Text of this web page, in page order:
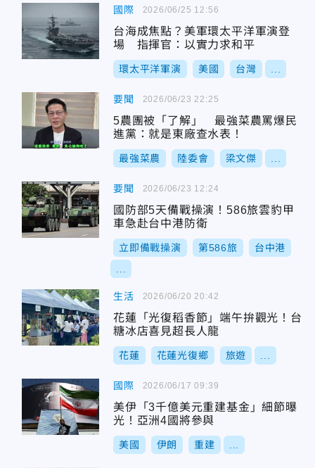
國際
台海成焦點？美軍環太平洋軍演登
場 指揮官：以實力求和平
環太平洋軍演 美國 台灣
2026/06/25 12:56
要聞
5農團被「了解」 最強菜農罵爆民
進黨：就是東廠查水表！
最強菜農 陸委會 梁文傑
2026/06/23 22:25
要聞
國防部5天備戰操演！586旅雲豹甲
車急赴台中港防衛
立即備戰操演 第586旅 台中港
2026/06/23 12:24
生活
花蓮「光復稻香節」端午拚觀光！台
糖冰店喜見超長人龍
花蓮 花蓮光復鄉 旅遊
2026/06/20 20:42
國際
美伊「3千億美元重建基金」細節曝
光！亞洲4國將參與
美國 伊朗 重建
2026/06/17 09:39